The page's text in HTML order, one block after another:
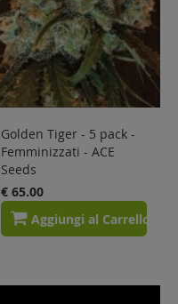
Golden Tiger - 5 pack -
Femminizzati - ACE
Seeds
€ 65.00
Aggiungi al Carrello